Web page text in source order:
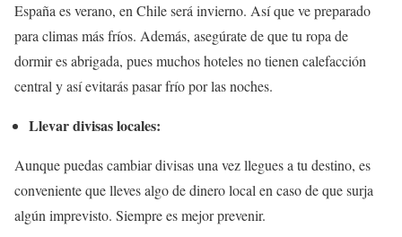
España es verano, en Chile será invierno. Así que ve preparado
para climas más fríos. Además, asegúrate de que tu ropa de
dormir es abrigada, pues muchos hoteles no tienen calefacción
central y así evitarás pasar frío por las noches.
Llevar divisas locales:
Aunque puedas cambiar divisas una vez llegues a tu destino, es
conveniente que lleves algo de dinero local en caso de que surja
algún imprevisto. Siempre es mejor prevenir.